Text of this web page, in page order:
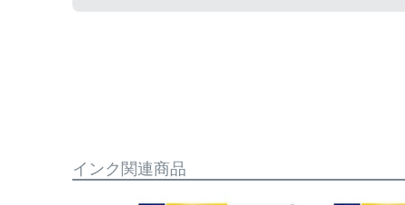
トラブルが発生した際、サポートスタッフにご
・商品を返送する前に必ず当店までご連絡をい
・返品理由が「不要になったから」「注文を間
当店のインクが原因でトラブルが発生し、サ
・修理に出される前に、必ず当店へご連絡をいた
インク関連商品